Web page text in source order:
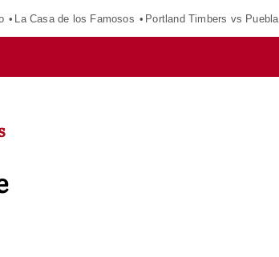
La Casa de los Famosos Portland Timbers vs Puebla